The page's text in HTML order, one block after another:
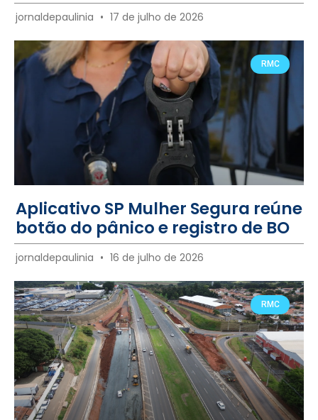
jornaldepaulinia 17 de julho de 2026
RMC
Aplicativo SP Mulher Segura reúne
botão do pânico e registro de BO
jornaldepaulinia 16 de julho de 2026
RMC